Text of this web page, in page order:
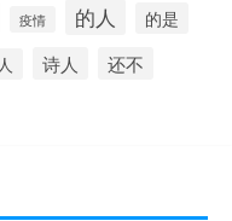
疫情 的人 的是
诗人 还不